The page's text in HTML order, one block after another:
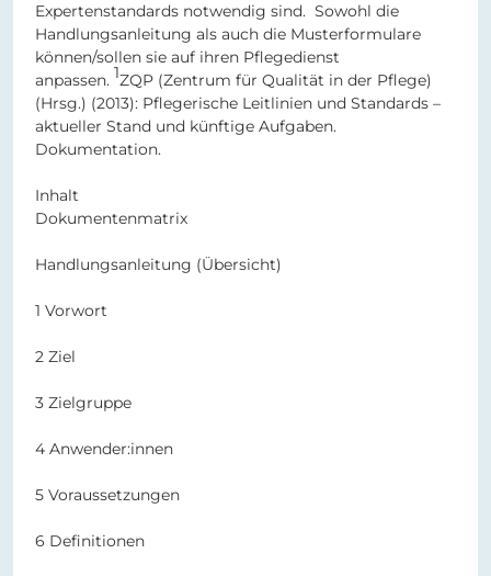
Expertenstandards notwendig sind. Sowohl die
Handlungsanleitung als auch die Musterformulare
können/sollen sie auf ihren Pflegedienst
anpassen. 1ZQP (Zentrum für Qualität in der Pflege)
(Hrsg.) (2013): Pflegerische Leitlinien und Standards –
aktueller Stand und künftige Aufgaben.
Dokumentation.
Inhalt
Dokumentenmatrix
Handlungsanleitung (Übersicht)
1 Vorwort
2 Ziel
3 Zielgruppe
4 Anwender:innen
5 Voraussetzungen
6 Definitionen